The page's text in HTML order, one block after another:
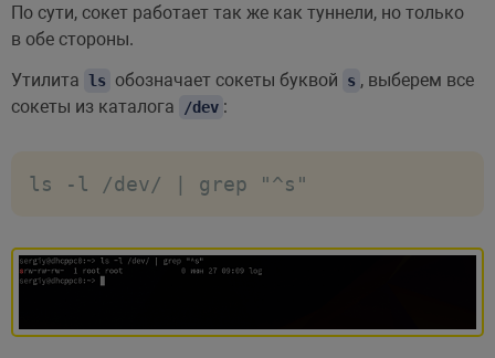
По сути, сокет работает так же как туннели, но только
в обе стороны.
Утилита ls обозначает сокеты буквой s , выберем все
сокеты из каталога
/dev :
ls -l /dev/ | grep "^s"